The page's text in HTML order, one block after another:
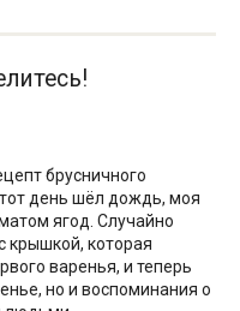
брусничного
день шёл дождь, моя
ягод. Случайно
крышкой, которая
варенья, и теперь
но и воспоминания о